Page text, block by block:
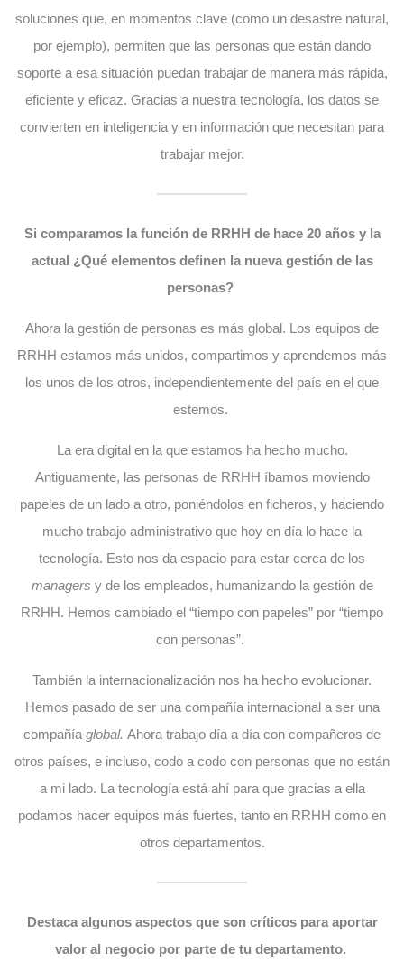
soluciones que, en momentos clave (como un desastre natural,
por ejemplo), permiten que las personas que están dando
soporte a esa situación puedan trabajar de manera más rápida,
eficiente y eficaz. Gracias a nuestra tecnología, los datos se
convierten en inteligencia y en información que necesitan para
trabajar mejor.
Si comparamos la función de RRHH de hace 20 años y la
actual ¿Qué elementos definen la nueva gestión de las
personas?
Ahora la gestión de personas es más global. Los equipos de
RRHH estamos más unidos, compartimos y aprendemos más
los unos de los otros, independientemente del país en el que
estemos.
La era digital en la que estamos ha hecho mucho.
Antiguamente, las personas de RRHH íbamos moviendo
papeles de un lado a otro, poniéndolos en ficheros, y haciendo
mucho trabajo administrativo que hoy en día lo hace la
tecnología. Esto nos da espacio para estar cerca de los
managers y de los empleados, humanizando la gestión de
RRHH. Hemos cambiado el “tiempo con papeles” por “tiempo
con personas”.
También la internacionalización nos ha hecho evolucionar.
Hemos pasado de ser una compañía internacional a ser una
compañía global. Ahora trabajo día a día con compañeros de
otros países, e incluso, codo a codo con personas que no están
a mi lado. La tecnología está ahí para que gracias a ella
podamos hacer equipos más fuertes, tanto en RRHH como en
otros departamentos.
Destaca algunos aspectos que son críticos para aportar
valor al negocio por parte de tu departamento.